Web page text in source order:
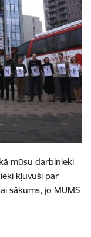
mūsu darbinieki
kļuvuši par
sākums, jo MUMS